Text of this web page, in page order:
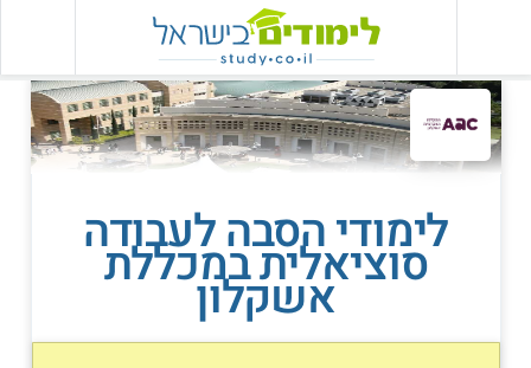
לימודי הסבה לעבודה
סוציאלית במכללת
אשקלון